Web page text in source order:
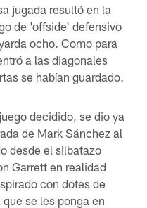
jugada resultó en la
de 'offside' defensivo
ocho. Como para
a las diagonales
se habían guardado.
decidido, se dio ya
de Mark Sánchez al
desde el silbatazo
Garrett en realidad
con dotes de
se les ponga en